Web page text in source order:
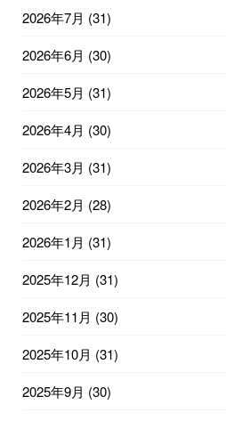
2026年7月 (31)
2026年6月 (30)
2026年5月 (31)
2026年4月 (30)
2026年3月 (31)
2026年2月 (28)
2026年1月 (31)
2025年12月 (31)
2025年11月 (30)
2025年10月 (31)
2025年9月 (30)